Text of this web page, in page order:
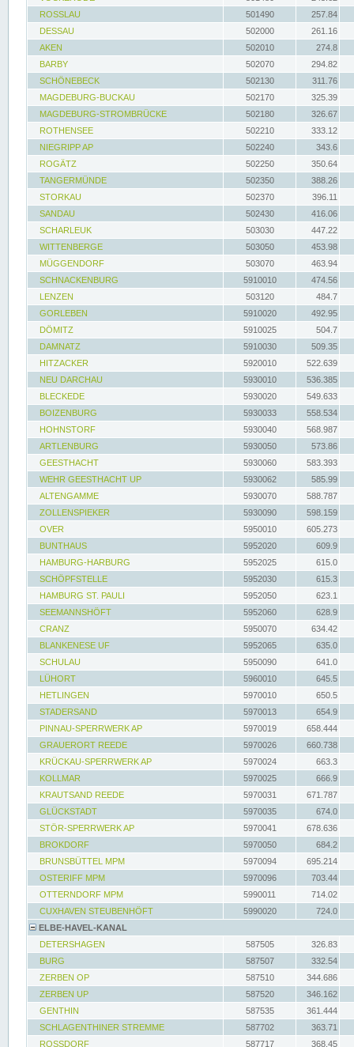
ROSSLAU
501490
257.84
DESSAU
502000
261.16
AKEN
502010
274.8
BARBY
502070
294.82
SCHÖNEBECK
502130
311.76
MAGDEBURG-BUCKAU
502170
325.39
MAGDEBURG-STROMBRÜCKE
502180
326.67
ROTHENSEE
502210
333.12
NIEGRIPP AP
502240
343.6
ROGÄTZ
502250
350.64
TANGERMÜNDE
502350
388.26
STORKAU
502370
396.11
SANDAU
502430
416.06
SCHARLEUK
503030
447.22
WITTENBERGE
503050
453.98
MÜGGENDORF
503070
463.94
SCHNACKENBURG
5910010
474.56
LENZEN
503120
484.7
GORLEBEN
5910020
492.95
DÖMITZ
5910025
504.7
DAMNATZ
5910030
509.35
HITZACKER
5920010
522.639
NEU DARCHAU
5930010
536.385
BLECKEDE
5930020
549.633
BOIZENBURG
5930033
558.534
HOHNSTORF
5930040
568.987
ARTLENBURG
5930050
573.86
GEESTHACHT
5930060
583.393
WEHR GEESTHACHT UP
5930062
585.99
ALTENGAMME
5930070
588.787
ZOLLENSPIEKER
5930090
598.159
OVER
5950010
605.273
BUNTHAUS
5952020
609.9
HAMBURG-HARBURG
5952025
615.0
SCHÖPFSTELLE
5952030
615.3
HAMBURG ST. PAULI
5952050
623.1
SEEMANNSHÖFT
5952060
628.9
CRANZ
5950070
634.42
BLANKENESE UF
5952065
635.0
SCHULAU
5950090
641.0
LÜHORT
5960010
645.5
HETLINGEN
5970010
650.5
STADERSAND
5970013
654.9
PINNAU-SPERRWERK AP
5970019
658.444
GRAUERORT REEDE
5970026
660.738
KRÜCKAU-SPERRWERK AP
5970024
663.3
KOLLMAR
5970025
666.9
KRAUTSAND REEDE
5970031
671.787
GLÜCKSTADT
5970035
674.0
STÖR-SPERRWERK AP
5970041
678.636
BROKDORF
5970050
684.2
BRUNSBÜTTEL MPM
5970094
695.214
OSTERIFF MPM
5970096
703.44
OTTERNDORF MPM
5990011
714.02
CUXHAVEN STEUBENHÖFT
5990020
724.0
ELBE-HAVEL-KANAL
DETERSHAGEN
587505
326.83
BURG
587507
332.54
ZERBEN OP
587510
344.686
ZERBEN UP
587520
346.162
GENTHIN
587535
361.444
SCHLAGENTHINER STREMME
587702
363.71
ROSSDORF
587717 368.45